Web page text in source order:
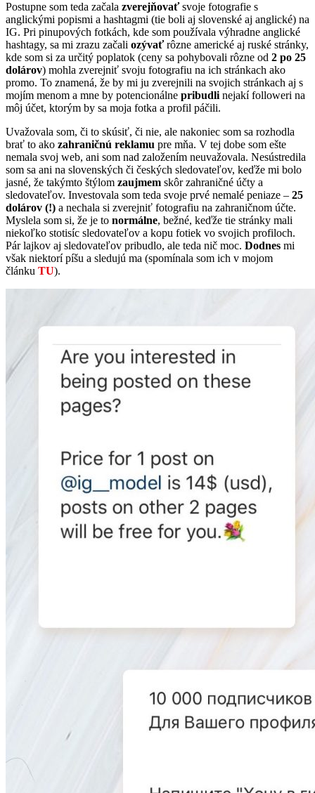
Postupne som teda začala zverejňovaťsvoje fotografie s
anglickými popismi a hashtagmi (tie boli aj slovenské aj anglické) na
IG. Pri pinupových fotkách, kde som používala výhradne anglické
hashtagy, sa mi zrazu začali ozývaťrôzne americké aj ruské stránky,
kde som si za určitý poplatok (ceny sa pohybovali rôzne od 2 po 25
dolárov) mohla zverejniť svoju fotografiu na ich stránkach ako
promo. To znamená, že by mi ju zverejnili na svojich stránkach aj s
mojím menom a mne by potencionálne pribudlinejakí followeri na
môj účet, ktorým by sa moja fotka a profil páčili.
Uvažovala som, či to skúsiť, či nie, ale nakoniec som sa rozhodla
brať to ako zahraničnú reklamu pre mňa. V tej dobe som ešte
nemala svoj web, ani som nad založením neuvažovala. Nesústredila
som sa ani na slovenských či českých sledovateľov, keďže mi bolo
jasné, že takýmto štýlom zaujmem skôr zahraničné účty a
sledovateľov. Investovala som teda svoje prvé nemalé peniaze – 25
dolárov (!) a nechala si zverejniť fotografiu na zahraničnom účte.
Myslela som si, že je to normálne, bežné, keďže tie stránky mali
niekoľko stotisíc sledovateľov a kopu fotiek vo svojich profiloch.
Pár lajkov aj sledovateľov pribudlo, ale teda nič moc. Dodnes mi
však niektorí píšu a sledujú ma (spomínala som ich v mojom
článku TU).